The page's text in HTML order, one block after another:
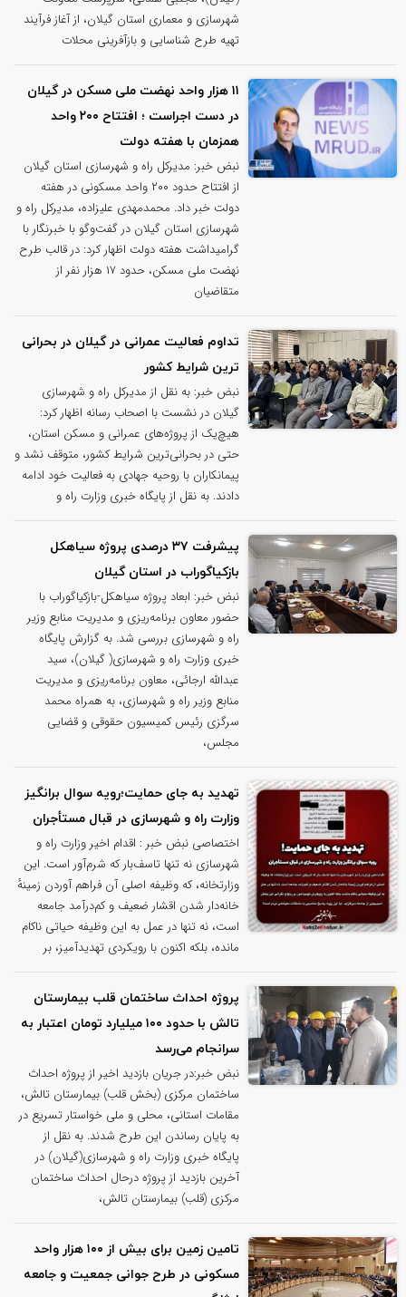
شهرسازی و معماری استان گیلان، از آغاز فرآیند
تهیه طرح شناسایی و بازآفرینی محلات
۱۱ هزار واحد نهضت ملی مسکن در گیلان
در دست اجراست ؛ افتتاح ۲۰۰ واحد
همزمان با هفته دولت
نبض خبر: مدیرکل راه و شهرسازی استان گیلان
از افتتاح حدود ۲۰۰ واحد مسکونی در هفته
دولت خبر داد. محمدمهدی علیزاده، مدیرکل راه و
شهرسازی استان گیلان در گفت‌وگو با خبرنگار با
گرامیداشت هفته دولت اظهار کرد: در قالب طرح
نهضت ملی مسکن، حدود ۱۷ هزار نفر از
متقاضیان
تداوم فعالیت عمرانی در گیلان در بحرانی‌
ترین شرایط کشور
نبض خبر: به نقل از مدیرکل راه و شهرسازی
گیلان در نشست با اصحاب رسانه اظهار کرد:
هیچ‌یک از پروژه‌های عمرانی و مسکن استان،
حتی در بحرانی‌ترین شرایط کشور، متوقف نشد و
پیمانکاران با روحیه جهادی به فعالیت خود ادامه
دادند. به نقل از پایگاه خبری وزارت راه و
پیشرفت ۳۷ درصدی پروژه سیاهکل
بازکیاگوراب در استان گیلان
نبض خبر: ابعاد پروژه سیاهکل-بازکیاگوراب با
حضور معاون برنامه‌ریزی و مدیریت منابع وزیر
راه و شهرسازی بررسی شد. به گزارش پایگاه
خبری وزارت راه و شهرسازی( گیلان)، سید
عبدالله ارجائی، معاون برنامه‌ریزی و مدیریت
منابع وزیر راه و شهرسازی، به همراه محمد
سرگزی رئیس کمیسیون حقوقی و قضایی
مجلس،
تهدید به جای حمایت؛رویه سوال برانگیز
وزارت راه و‌ شهرسازی در قبال مستأجران
اختصاصی نبض خبر : اقدام اخیر وزارت راه و
شهرسازی نه تنها تاسف‌بار که شرم‌آور است. این
وزارتخانه، که وظیفه اصلی آن فراهم آوردن زمینهٔ
خانه‌دار شدن اقشار ضعیف و کم‌درآمد جامعه
است، نه تنها در عمل به این وظیفه حیاتی ناکام
مانده، بلکه اکنون با رویکردی تهدیدآمیز، بر
پروژه احداث ساختمان قلب بیمارستان
تالش با حدود ۱۰۰ میلیارد تومان اعتبار به
سرانجام می‌رسد
نبض خبر:در جریان بازدید اخیر از پروژه احداث
ساختمان مرکزی (بخش قلب) بیمارستان تالش،
مقامات استانی، محلی و ملی خواستار تسریع در
به پایان رساندن این طرح شدند. به نقل از
پایگاه خبری وزارت راه و شهرسازی(گیلان) در
آخرین بازدید از پروژه درحال احداث ساختمان
مرکزی (قلب) بیمارستان تالش،
تامین زمین برای بیش از ۱۰۰ هزار واحد
مسکونی در طرح جوانی جمعیت و جامعه